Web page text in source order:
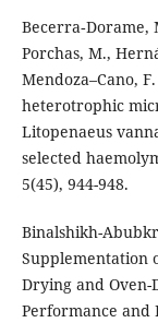
Becerra‐Dorame,
Porchas, M.,
Mendoza–Cano,
heterotrophic
Litopenaeus
selected
5(45), 944-948.
Binalshikh-
Supplementation
Drying and
Performance and